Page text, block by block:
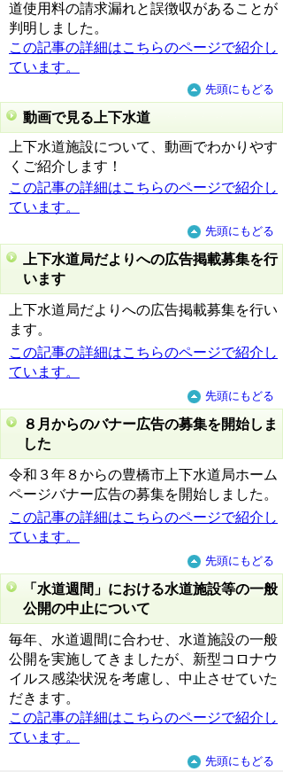
道使用料の請求漏れと誤徴収があることが
判明しました。
この記事の詳細はこちらのページで紹介し
ています。
先頭にもどる
動画で見る上下水道
上下水道施設について、動画でわかりやす
くご紹介します！
この記事の詳細はこちらのページで紹介し
ています。
先頭にもどる
上下水道局だよりへの広告掲載募集を行
います
上下水道局だよりへの広告掲載募集を行い
ます。
この記事の詳細はこちらのページで紹介し
ています。
先頭にもどる
８月からのバナー広告の募集を開始しま
した
令和３年８からの豊橋市上下水道局ホーム
ページバナー広告の募集を開始しました。
この記事の詳細はこちらのページで紹介し
ています。
先頭にもどる
「水道週間」における水道施設等の一般
公開の中止について
毎年、水道週間に合わせ、水道施設の一般
公開を実施してきましたが、新型コロナウ
イルス感染状況を考慮し、中止させていた
だきます。
この記事の詳細はこちらのページで紹介し
ています。
先頭にもどる